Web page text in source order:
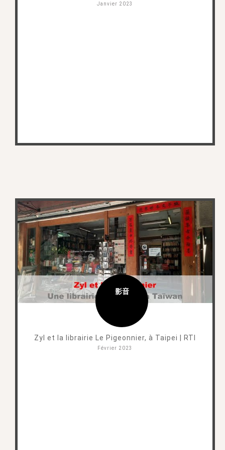
Janvier 2023
影音
Zyl et la librairie Le Pigeonnier, à Taipei | RTI
Février 2023